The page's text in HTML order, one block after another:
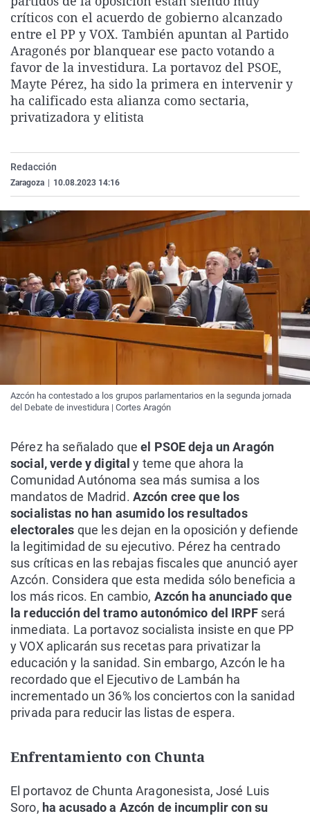
La rosa de los vientos
Gente viajera
Como el perro y el
Retornados
Equipo de
Operación Viuda
Extremadura
Galicia
La Rioja
Navarra
País Vasco
Virales
Televisión
Elecciones
críticos con el acuerdo de gobierno alcanzado
entre el PP y VOX. También apuntan al Partido
Aragonés por blanquear ese pacto votando a
favor de la investidura. La portavoz del PSOE,
Mayte Pérez, ha sido la primera en intervenir y
ha calificado esta alianza como sectaria,
privatizadora y elitista
Redacción
Zaragoza 10.08.2023 14:16
Azcón ha contestado a los grupos parlamentarios en la segunda jornada
del Debate de investidura | Cortes Aragón
Pérez ha señalado queel PSOE deja un Aragón
social, verde y digital y teme que ahora la
Comunidad Autónoma sea más sumisa a los
mandatos de Madrid. Azcón cree que los
socialistas no han asumido los resultados
electorales que les dejan en la oposición y defiende
la legitimidad de su ejecutivo. Pérez ha centrado
sus críticas en las rebajas fiscales que anunció ayer
Azcón. Considera que esta medida sólo beneficia a
los más ricos. En cambio, Azcón ha anunciado que
la reducción del tramo autonómico del IRPFserá
inmediata. La portavoz socialista insiste en que PP
y VOX aplicarán sus recetas para privatizar la
educación y la sanidad. Sin embargo, Azcón le ha
recordado que el Ejecutivo de Lambán ha
incrementado un 36% los conciertos con la sanidad
privada para reducir las listas de espera.
Enfrentamiento con Chunta
El portavoz de Chunta Aragonesista, José Luis
Soro, ha acusado a Azcón de incumplir con su